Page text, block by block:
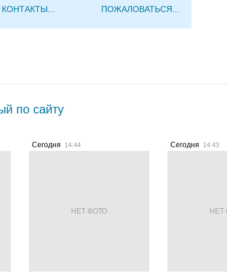
ПОЖАЛОВАТЬСЯ...
КОНТАКТЫ...
по сайту
Сегодня 14:44
НЕТ ФОТО
Сегодня 14:43
НЕТ